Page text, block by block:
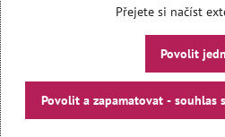
Přejete si načíst
Povolit
Povolit a zapamatovat - souhlas